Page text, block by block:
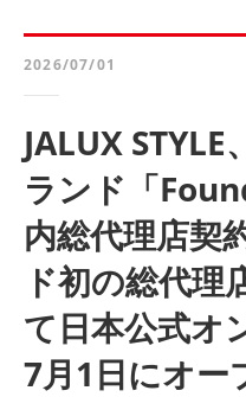
2026/07/01
JALUX
ランド「
内総代理店契
ド初の総代理
て日本公式オ
7月1日にオー